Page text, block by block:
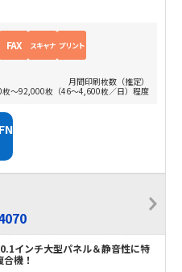
FAX スキャナ プリント
月間印刷枚数（推定）
～92,000枚（46～4,600枚／日）程度
インチ大型パネル＆静音性に特
機！